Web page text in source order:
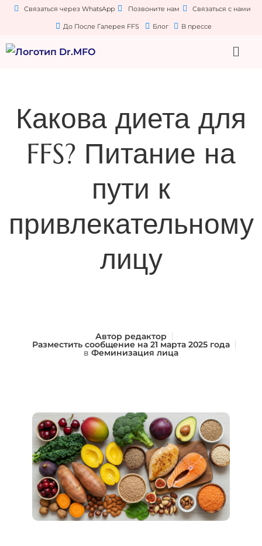
Связаться через WhatsApp Позвоните нам Связаться с нами
До После Галерея FFS Блог В прессе
Какова диета для
FFS? Питание на
пути к
привлекательному
лицу
Автор редактор
Разместить сообщение на 21 марта 2025 года
в Феминизация лица